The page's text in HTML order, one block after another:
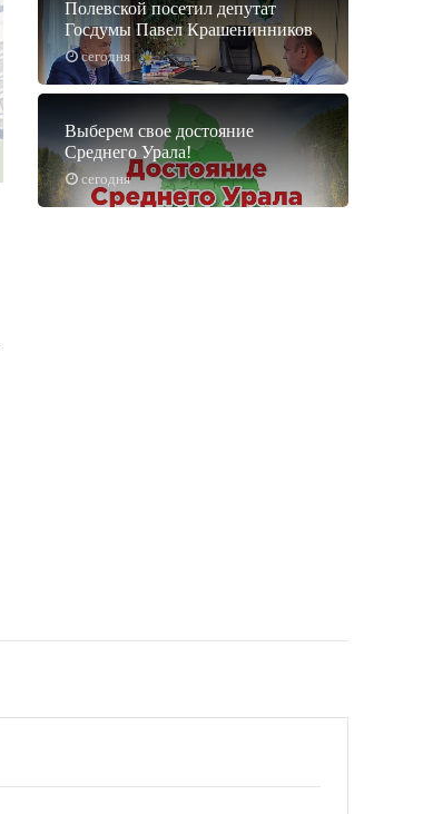
сегодня
Полевской посетил депутат
Госдумы Павел Крашенинников
сегодня
Выберем свое достояние
Среднего Урала!